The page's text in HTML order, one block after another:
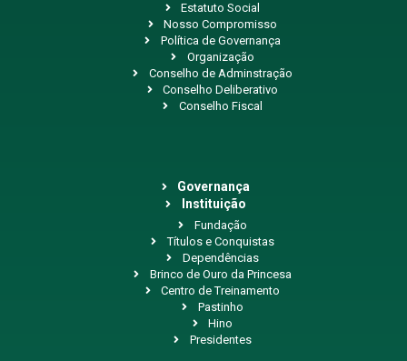
Estatuto Social
Nosso Compromisso
Política de Governança
Organização
Conselho de Adminstração
Conselho Deliberativo
Conselho Fiscal
Governança
Instituição
Fundação
Títulos e Conquistas
Dependências
Brinco de Ouro da Princesa
Centro de Treinamento
Pastinho
Hino
Presidentes